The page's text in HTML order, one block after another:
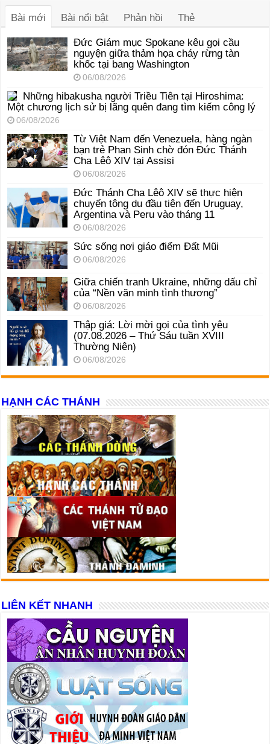
Bài mới Bài nổi bật Phản hồi Thẻ
Đức Giám mục Spokane kêu gọi cầu
nguyện giữa thảm họa cháy rừng tàn
khốc tại bang Washington
06/08/2026
Những hibakusha người Triều Tiên tại Hiroshima:
Một chương lịch sử bị lãng quên đang tìm kiếm công lý
06/08/2026
Từ Việt Nam đến Venezuela, hàng ngàn
bạn trẻ Phan Sinh chờ đón Đức Thánh
Cha Lêô XIV tại Assisi
06/08/2026
Đức Thánh Cha Lêô XIV sẽ thực hiện
chuyến tông du đầu tiên đến Uruguay,
Argentina và Peru vào tháng 11
06/08/2026
Sức sống nơi giáo điểm Đất Mũi
06/08/2026
Giữa chiến tranh Ukraine, những dấu chỉ
của “Nền văn minh tình thương”
06/08/2026
Thập giá: Lời mời gọi của tình yêu
(07.08.2026 – Thứ Sáu tuần XVIII
Thường Niên)
06/08/2026
HẠNH CÁC THÁNH
LIÊN KẾT NHANH